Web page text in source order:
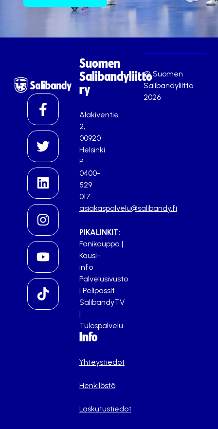
Suomen
Salibandyliitto
ry
Alakiventie
2,
00920
Helsinki
P.
0400-
529
017
asiakaspalvelu@salibandy.fi
PIKALINKIT:
Fanikauppa |
Kausi-
info
Palvelusivusto
| Pelipassit
SalibandyTV
|
Tulospalvelu
Info
Yhteystiedot
Henkilöstö
Laskutustiedot
© Suomen
Salibandyliitto
2026